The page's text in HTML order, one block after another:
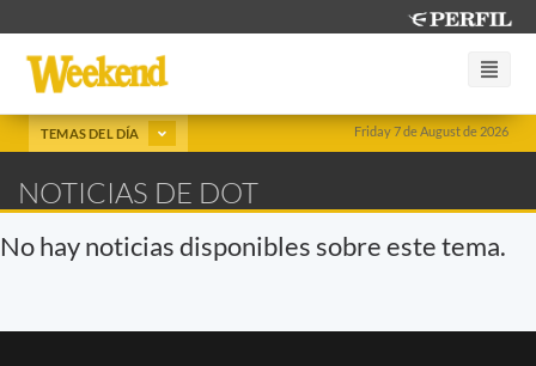
Friday 7 de August de 2026
TEMAS DEL DÍA
NOTICIAS DE DOT
No hay noticias disponibles sobre este tema.